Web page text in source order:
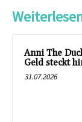
Anni The
Geld steckt
31.07.2026